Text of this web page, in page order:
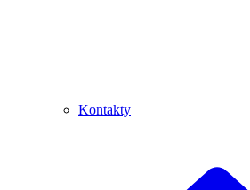
Kontakty